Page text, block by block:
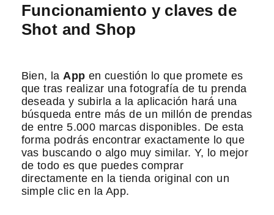
Funcionamiento y claves de
Shot and Shop
Bien, la App en cuestión lo que promete es
que tras realizar una fotografía de tu prenda
deseada y subirla a la aplicación hará una
búsqueda entre más de un millón de prendas
de entre 5.000 marcas disponibles. De esta
forma podrás encontrar exactamente lo que
vas buscando o algo muy similar. Y, lo mejor
de todo es que puedes comprar
directamente en la tienda original con un
simple clic en la App.